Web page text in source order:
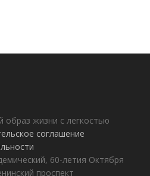
образ жизни с легкостью
соглашение
60-летия Октября
проспект